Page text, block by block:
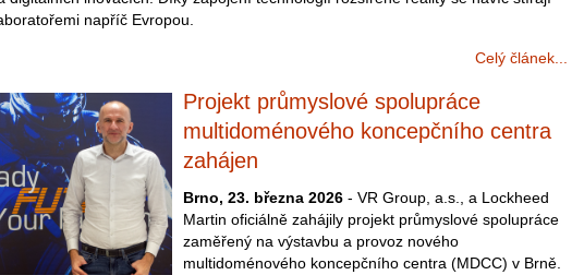
napříč Evropou.
Celý článek...
Projekt průmyslové spolupráce
multidoménového koncepčního centra
zahájen
Brno, 23. března 2026 - VR Group, a.s., a Lockheed
Martin oficiálně zahájily projekt průmyslové spolupráce
zaměřený na výstavbu a provoz nového
multidoménového koncepčního centra (MDCC) v Brně.